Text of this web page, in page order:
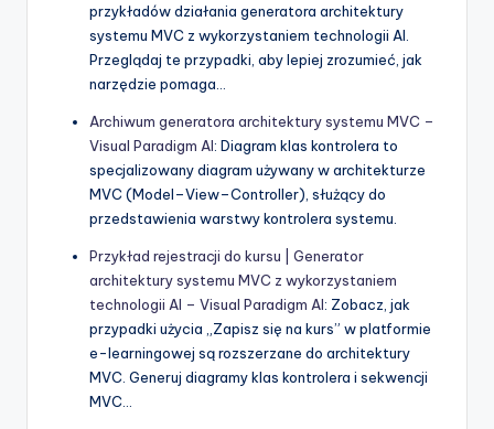
przykładów działania generatora architektury
systemu MVC z wykorzystaniem technologii AI.
Przeglądaj te przypadki, aby lepiej zrozumieć, jak
narzędzie pomaga…
Archiwum generatora architektury systemu MVC –
Visual Paradigm AI: Diagram klas kontrolera to
specjalizowany diagram używany w architekturze
MVC (Model–View–Controller), służący do
przedstawienia warstwy kontrolera systemu.
Przykład rejestracji do kursu | Generator
architektury systemu MVC z wykorzystaniem
technologii AI – Visual Paradigm AI: Zobacz, jak
przypadki użycia „Zapisz się na kurs” w platformie
e-learningowej są rozszerzane do architektury
MVC. Generuj diagramy klas kontrolera i sekwencji
MVC…